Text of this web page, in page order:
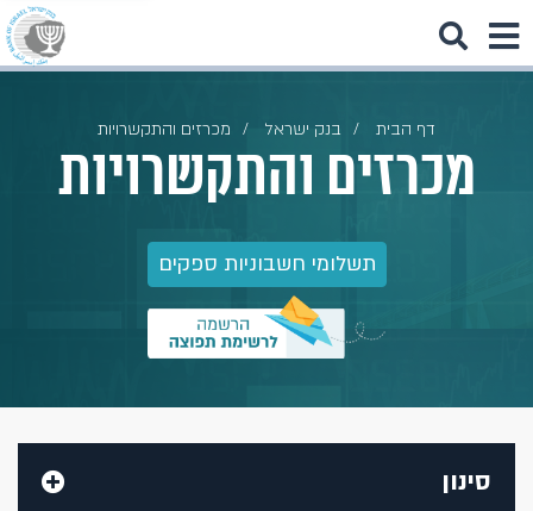
דף הבית בנק ישראל מכרזים והתקשרויות
מכרזים והתקשרויות
תשלומי חשבוניות ספקים
סינון